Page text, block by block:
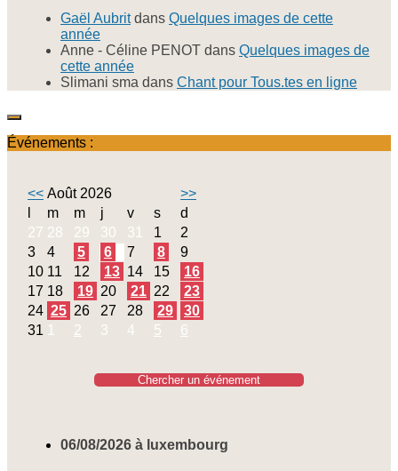
Gaël Aubritdans Quelques images de cette
année
Anne - Céline PENOT dans Quelques images de
cette année
Slimani sma dans Chant pour Tous.tes en ligne
Événements :
<< Août 2026
>>
m m j v s
d
27 28 29 30 31 1
2
3
4 5 6 7 8
9
10 11 12 13 14 15
16
17 18 19 20 21 22
23
24 25 26 27 28 29
30
31 1 2 3 4 5 6
Chercher un événement
06/08/2026 à luxembourg